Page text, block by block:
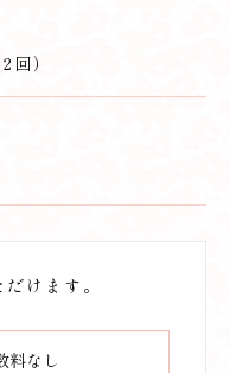
）
けます。
料なし